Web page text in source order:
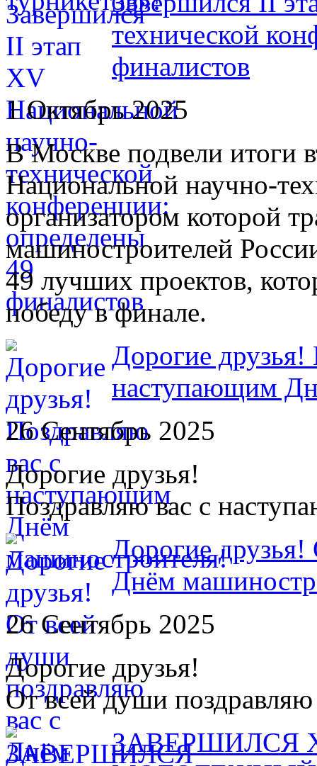
технической
финалистов
1 Октябрь 2025
В Москве подвели итоги
Национальной научно-
организатором которой
машиностроителей
49 лучших проектов,
победу в финале.
Дорогие друзья!
наступающим
26 Сентябрь 2025
Дорогие друзья!
Поздравляю вас с
Дорогие друзья!
Днём
26 Сентябрь 2025
Дорогие друзья!
От всей души
ЗАВЕРШИЛСЯ